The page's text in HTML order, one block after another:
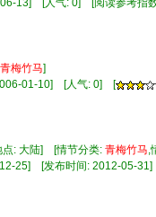
13] [人气: 0] [阅读参考指
青梅竹马]
01-10] [人气: 0] [
点: 大陆] [情节分类: 青梅竹马,
12-25] [发布时间: 2012-05-